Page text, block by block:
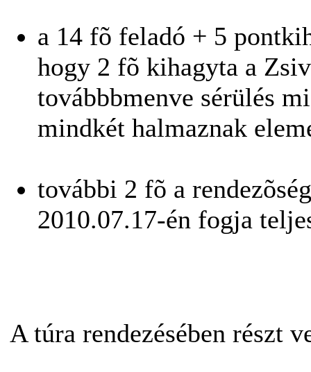
a 14 fõ feladó + 5
hogy 2 fõ kihagyta a
továbbbmenve sérülés
mindkét halmaznak
további 2 fõ a
2010.07.17-én fogja
A túra rendezésében részt